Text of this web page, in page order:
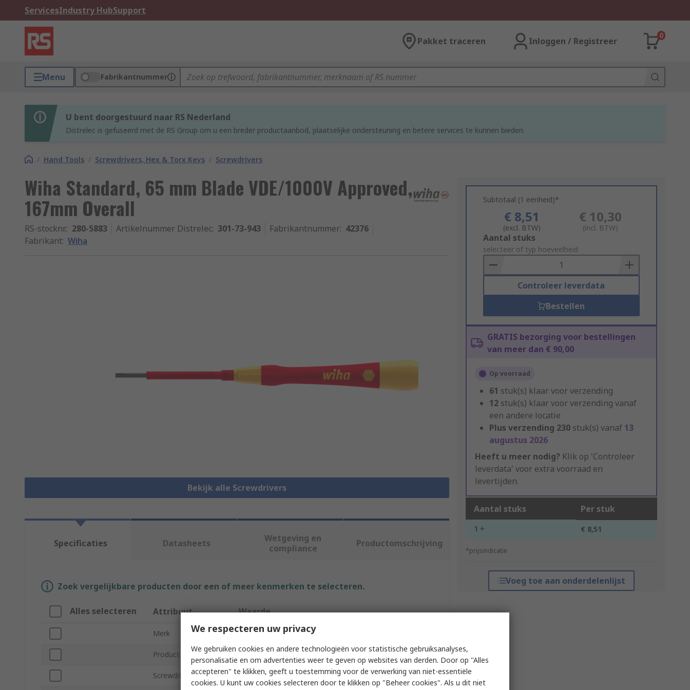
ServicesIndustry HubSupport
Pakket traceren Inloggen / Registreer
0
Menu Fabrikantnummer
U bent doorgestuurd naar RS Nederland
Distrelec is gefuseerd met de RS Group om u een breder productaanbod, plaatselijke ondersteuning en betere services te kunnen bieden.
/ Hand Tools / Screwdrivers, Hex & Torx Keys / Screwdrivers
Wiha Standard, 65 mm Blade VDE/1000V Approved,
167mm Overall
RS-stocknr.: 280-5883 Artikelnummer Distrelec: 301-73-943 Fabrikantnummer: 42376
Fabrikant: Wiha
Bekijk alle Screwdrivers
Subtotaal (1 eenheid)*
€ 8,51
(excl. BTW)
€ 10,30
(incl. BTW)
Add
to
Basket
Aantal stuks
selecteer of typ hoeveelheid
Controleer leverdata
Bestellen
GRATIS bezorging voor bestellingen
van meer dan € 90,00
Op voorraad
61 stuk(s) klaar voor verzending
12 stuk(s) klaar voor verzending vanaf
een andere locatie
Plus verzending 230 stuk(s) vanaf 13
augustus 2026
Heeft u meer nodig? Klik op 'Controleer
leverdata' voor extra voorraad en
levertijden.
Aantal stuks Per stuk
1 + € 8,51
*prijsindicatie
Voeg toe aan onderdelenlijst
Specificaties Datasheets
Wetgeving en
compliance
Productomschrijving
Zoek vergelijkbare producten door een of meer kenmerken te selecteren.
Alles selecteren Attribuut Waarde
Merk Wiha
Product Type Screwdriver
Screwdriver Type Standard
We respecteren uw privacy
We gebruiken cookies en andere technologieën voor statistische gebruiksanalyses,
personalisatie en om advertenties weer te geven op websites van derden. Door op "Alles
accepteren" te klikken, geeft u toestemming voor de verwerking van niet-essentiële
cookies. U kunt uw cookies selecteren door te klikken op "Beheer cookies". Als u dit niet